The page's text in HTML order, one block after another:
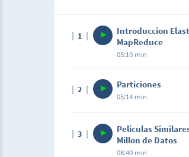
1
Introduccion
MapReduce
05:10 min
2 Particiones
05:14 min
3
Peliculas
Millon de Datos
08:40 min